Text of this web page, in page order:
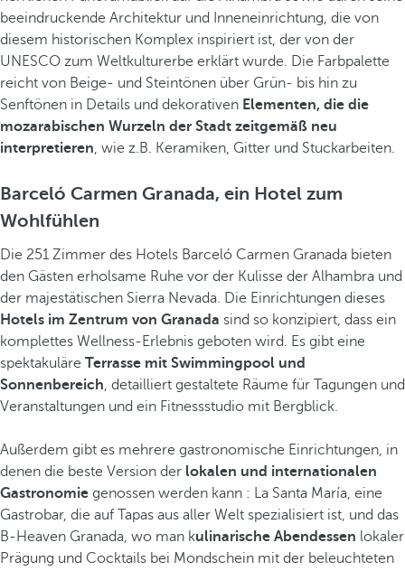
beeindruckende Architektur und Inneneinrichtung, die von
diesem historischen Komplex inspiriert ist, der von der
UNESCO zum Weltkulturerbe erklärt wurde. Die Farbpalette
reicht von Beige- und Steintönen über Grün- bis hin zu
Senftönen in Details und dekorativen Elementen, die die
mozarabischen Wurzeln der Stadt zeitgemäß neu
interpretieren, wie z.B. Keramiken, Gitter und Stuckarbeiten.
Barceló Carmen Granada, ein Hotel zum
Wohlfühlen
Die 251 Zimmer des Hotels Barceló Carmen Granada bieten
den Gästen erholsame Ruhe vor der Kulisse der Alhambra und
der majestätischen Sierra Nevada. Die Einrichtungen dieses
Hotels im Zentrum von Granada sind so konzipiert, dass ein
komplettes Wellness-Erlebnis geboten wird. Es gibt eine
spektakuläre Terrasse mit Swimmingpool und
Sonnenbereich, detailliert gestaltete Räume für Tagungen und
Veranstaltungen und ein Fitnessstudio mit Bergblick.
Außerdem gibt es mehrere gastronomische Einrichtungen, in
denen die beste Version der lokalen und internationalen
Gastronomie genossen werden kann : La Santa María, eine
Gastrobar, die auf Tapas aus aller Welt spezialisiert ist, und das
B-Heaven Granada, wo man kulinarische Abendessen lokaler
Prägung und Cocktails bei Mondschein mit der beleuchteten